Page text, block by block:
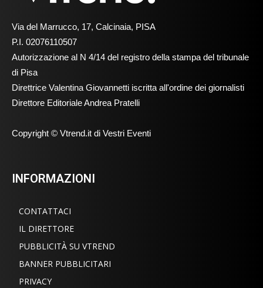
Via del Marrucco, 17, Calcinaia, PISA
P.I. 02076110507
Autorizzazione al N 4/14 del registro della stampa del tribunale
di Pisa
Direttrice Valentina Giovannetti iscritta all'ordine dei giornalisti
Direttore Editoriale Andrea Pratelli
Copyright © Vtrend.it di Vestri Eventi
INFORMAZIONI
CONTATTACI
IL DIRETTORE
PUBBLICITÀ SU VTREND
BANNER PUBBLICITARI
PRIVACY